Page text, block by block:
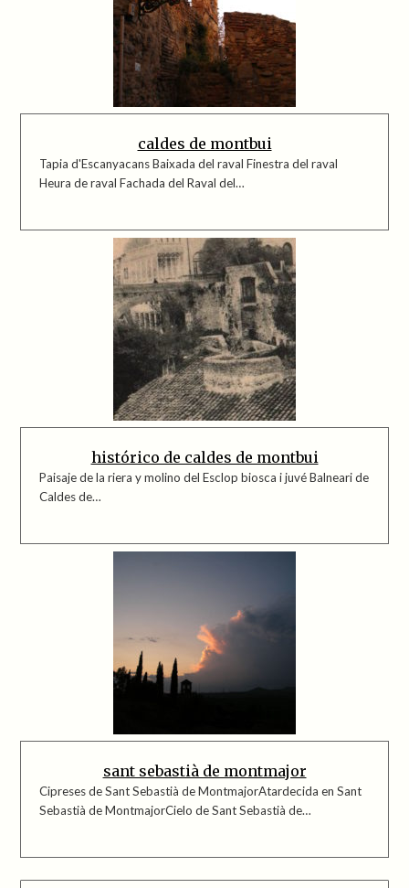
caldes de montbui
Tapia d'Escanyacans Baixada del raval Finestra del raval
Heura de raval Fachada del Raval del…
histórico de caldes de montbui
Paisaje de la riera y molino del Esclop biosca i juvé Balneari de
Caldes de…
sant sebastià de montmajor
Cipreses de Sant Sebastià de MontmajorAtardecida en Sant
Sebastià de MontmajorCielo de Sant Sebastià de…